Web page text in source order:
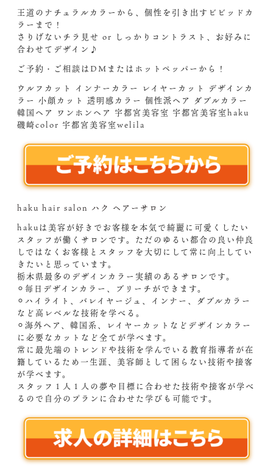
王道のナチュラルカラーから、個性を引き出すビビッドカ
ラーまで！
さりげないチラ見せ or しっかりコントラスト、お好みに
合わせてデザイン♪
ご予約・ご相談はDMまたはホットペッパーから！
ウルフカット インナーカラー レイヤーカット デザインカ
ラー 小顔カット 透明感カラー 個性派ヘア ダブルカラー
韓国ヘア ワンホンヘア 宇都宮美容室 宇都宮美容室haku
磯崎color 宇都宮美容室welila
haku hair salon ハク ヘアーサロン
hakuは美容が好きでお客様を本気で綺麗に可愛くしたい
スタッフが働くサロンです。ただのゆるい都合の良い仲良
しではなくお客様とスタッフを大切にして常に向上してい
きたいと思っています。
栃木県最多のデザインカラー実績のあるサロンです。
⚪︎毎日デザインカラー、ブリーチができます。
⚪︎ハイライト、バレイヤージュ、インナー、ダブルカラー
など高レベルな技術を学べる。
⚪︎海外ヘア、韓国系、レイヤーカットなどデザインカラー
に必要なカットなど全てが学べます。
常に最先端のトレンドや技術を学んでいる教育指導者が在
籍しているため一生涯、美容師として困らない技術や接客
が学べます。
スタッフ１人１人の夢や目標に合わせた技術や接客が学べ
るので自分のプランに合わせた学びも可能です。